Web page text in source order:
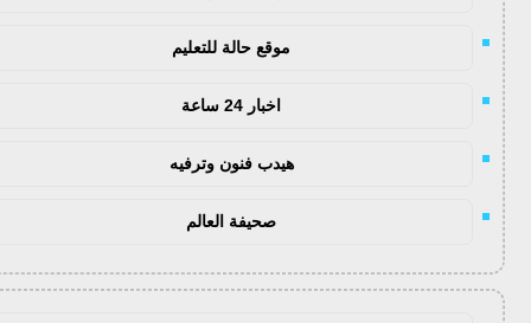
موقع حالة للتعليم
اخبار 24 ساعة
هيدب فنون وترفيه
صحيفة العالم